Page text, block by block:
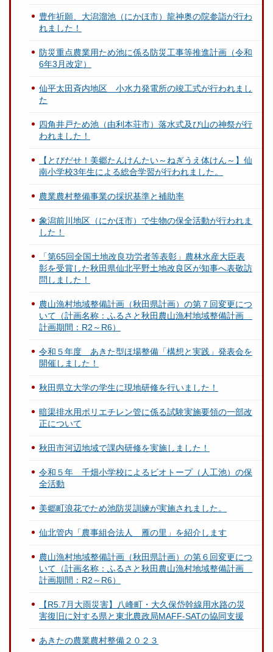
豊作祈願、大潟溜池（にかほ市）龍神奥の院参詣が行わ
れました！
防災重点農業用ため池に係る防災工事等推進計画（令和
6年3月改定）
仙平太田斉内地区 小水力発電所の竣工式が行われまし
た
四角井戸ため池（由利本荘市）落水式及び山の神祭が行
われました！
【とびだせ！美郷たんけんたい～ねぎうえ体けん～】仙
南小学校3年生による総合学習が行われました。
農業農村整備事業の採択基準と補助率
象潟前川地区（にかほ市）で生物の保全活動が行われま
した！
「第65回全国土地改良功労者等表彰」農林水産大臣表
彰を受賞した秋田県仙北平野土地改良区が知事へ表敬訪
問しました！
農山漁村地域整備計画（秋田県計画）の第７回変更につ
いて（計画名称：ふるさと秋田農山漁村地域整備計画
計画期間：R2～R6）
令和５年度 あきた型ほ場整備「構想と実践」発表会を
開催しました！
秋田県立大学の学生に現地研修を行いました！
暗渠排水用ポリエチレン管に係る試験実施要領の一部改
正について
秋田市河辺地域で課内研修を実施しました！
令和５年 千畑小学校によるビオトープ（人工池）の保
全活動
美郷町浪花でため池防災訓練が実施されました。
仙北管内「農事組合法人 雁の里」を紹介します
農山漁村地域整備計画（秋田県計画）の第６回変更につ
いて（計画名称：ふるさと秋田農山漁村地域整備計画
計画期間：R2～R6）
【R5.7月大雨災害】八峰町・大久保岱幹線用水路の災
害復旧に対する県と東北農政局MAFF-SATの協同支援
あきたの農業農村整備２０２３